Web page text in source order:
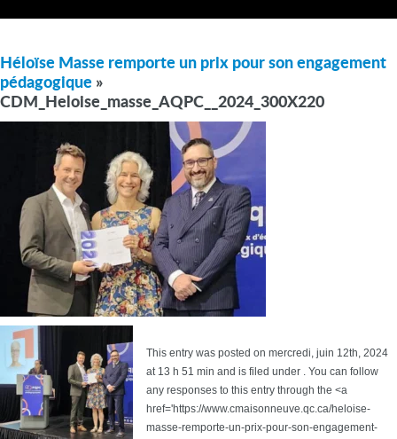
Héloïse Masse remporte un prix pour son engagement
pédagogique »
CDM_Heloise_masse_AQPC__2024_300X220
This entry was posted on mercredi, juin 12th, 2024
at 13 h 51 min and is filed under . You can follow
any responses to this entry through the <a
href='https://www.cmaisonneuve.qc.ca/heloise-
masse-remporte-un-prix-pour-son-engagement-